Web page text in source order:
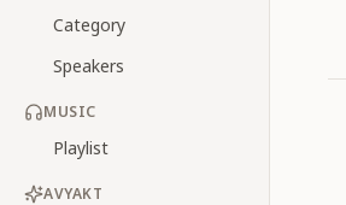
Category
Speakers
MUSIC
Playlist
AVYAKT